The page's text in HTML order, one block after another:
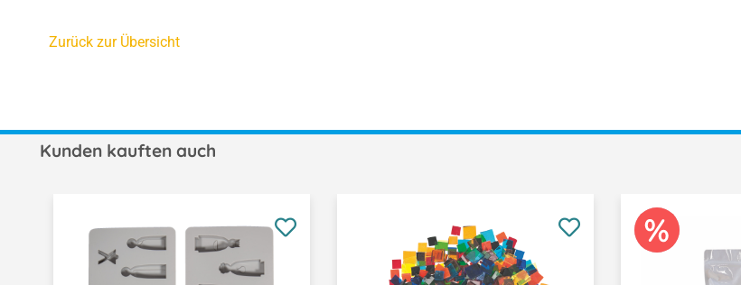
Zurück zur Übersicht
Kunden kauften auch